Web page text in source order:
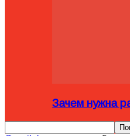
Зачем нужна